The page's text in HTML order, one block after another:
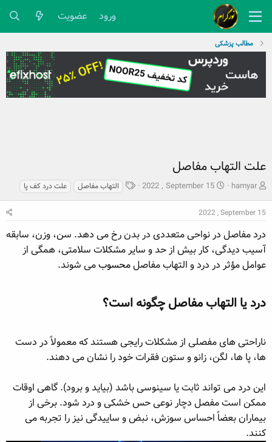
ورود عضویت
مطالب پزشکی
علت التهاب مفاصل
ش
و
ک
ن
د
و
ع
hamyar
ت
ر
خ
و
2022 , September 15
ب
پ
ه
التهاب مفاصل علت درد کف پا
2022 , September 15
درد مفاصل در نواحی متعددی در بدن رخ می دهد. سن، وزن، سابقه
آسیب دیدگی، کار بیش از حد و سایر مشکلات سلامتی، همگی از
عوامل مؤثر در درد و التهاب مفاصلمحسوبمی شوند.
درد یا التهاب مفاصل چگونه است؟​
ناراحتی های مفصلی از مشکلات رایجی هستند که معمولاً در دست
ها، پا ها، لگن، زانو و ستون فقرات خود را نشان می دهند.
این درد می تواند ثابت یا سینوسی باشد (بیاید و برود). گاهی اوقات
ممکن است مفصل دچار نوعی حس خشکی و درد شود. برخی از
بیماران بعضاً احساس سوزش، نبض و ساییدگی نیز را تجربه می
کنند.